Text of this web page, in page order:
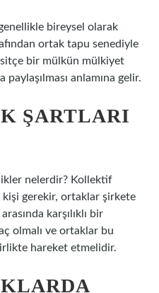
bireysel olarak
ortak tapu senediyle
bir mülkün mülkiyet
paylaşılması anlamına gelir.
ŞARTLARI
nelerdir? Kollektif
gerekir, ortaklar şirkete
karşılıklı bir
olmalı ve ortaklar bu
hareket etmelidir.